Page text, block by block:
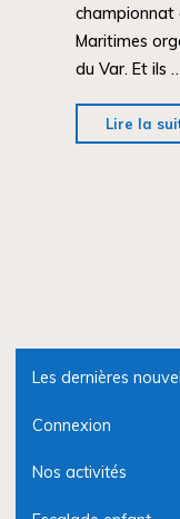
championnat
Maritimes
du Var. Et ils
Lire la
Les dernières
Connexion
Nos activités